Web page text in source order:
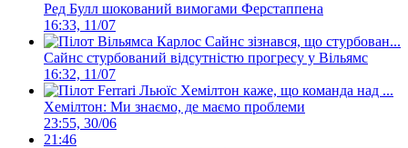
Ред Булл шокований вимогами Ферстаппена
16:33, 11/07
Сайнс стурбований відсутністю прогресу у Вільямс
16:32, 11/07
Хемілтон: Ми знаємо, де маємо проблеми
23:55, 30/06
21:46